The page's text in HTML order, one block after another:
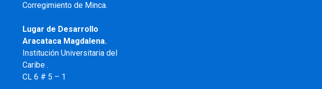
Corregimiento de Minca.
Lugar de Desarrollo
Aracataca Magdalena.
Institución Universitaria del
Caribe .
CL 6 # 5 – 1